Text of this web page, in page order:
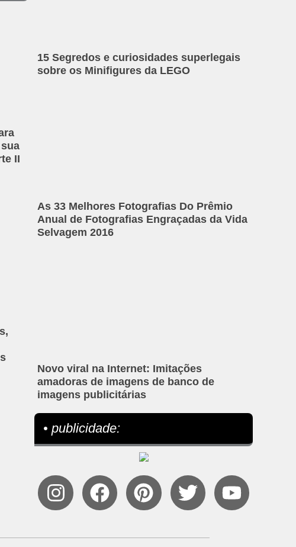
II
15 Segredos e curiosidades superlegais
sobre os Minifigures da LEGO
As 33 Melhores Fotografias Do Prêmio
Anual de Fotografias Engraçadas da Vida
Selvagem 2016
Novo viral na Internet: Imitações
amadoras de imagens de banco de
imagens publicitárias
• publicidade: